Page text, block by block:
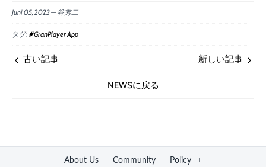
Juni 05, 2023 —谷秀二
タグ: #GranPlayer App
古い記事
NEWSに戻る
新しい記事
About Us Community Policy +